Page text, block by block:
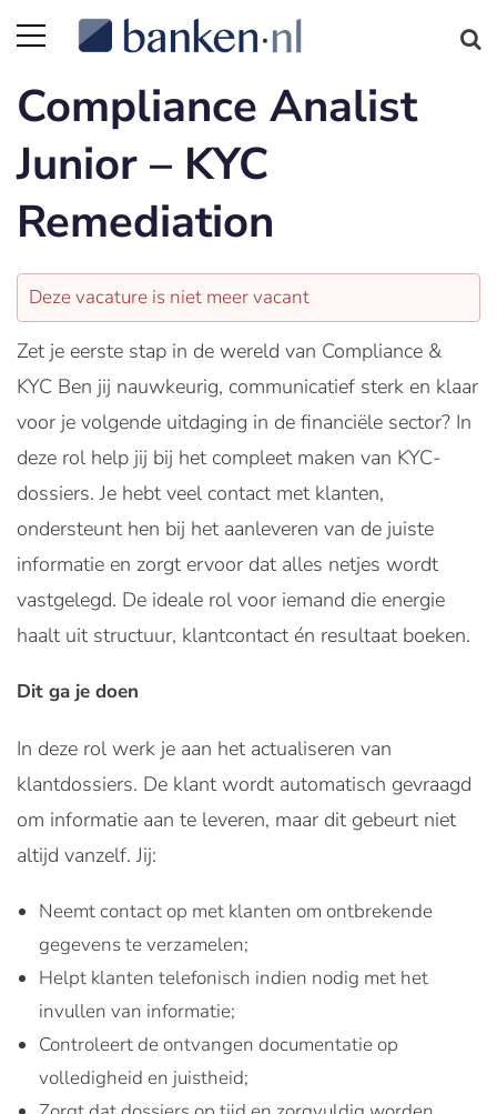
Compliance Analist
Junior – KYC
Remediation
Deze vacature is niet meer vacant
Zet je eerste stap in de wereld van Compliance &
KYC Ben jij nauwkeurig, communicatief sterk en klaar
voor je volgende uitdaging in de financiële sector? In
deze rol help jij bij het compleet maken van KYC-
dossiers. Je hebt veel contact met klanten,
ondersteunt hen bij het aanleveren van de juiste
informatie en zorgt ervoor dat alles netjes wordt
vastgelegd. De ideale rol voor iemand die energie
haalt uit structuur, klantcontact én resultaat boeken.
Dit ga je doen
In deze rol werk je aan het actualiseren van
klantdossiers. De klant wordt automatisch gevraagd
om informatie aan te leveren, maar dit gebeurt niet
altijd vanzelf. Jij:
Neemt contact op met klanten om ontbrekende
gegevens te verzamelen;
Helpt klanten telefonisch indien nodig met het
invullen van informatie;
Controleert de ontvangen documentatie op
volledigheid en juistheid;